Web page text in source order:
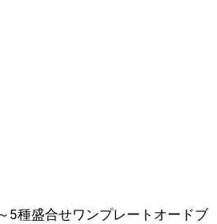
5種盛合せワンプレートオードブ